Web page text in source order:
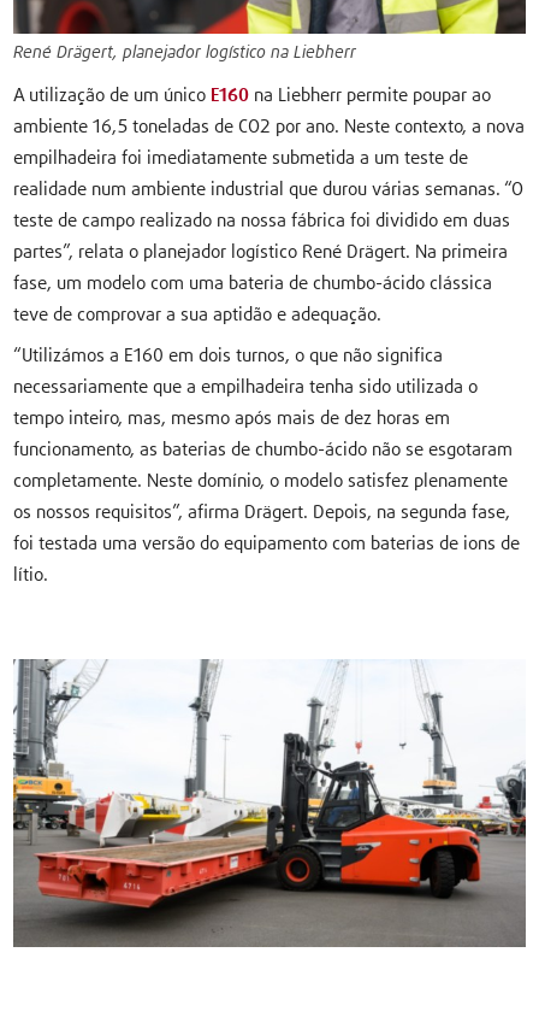
René Drägert, planejador logístico na Liebherr
A utilização de um único E160 na Liebherr permite poupar ao
ambiente 16,5 toneladas de CO2 por ano. Neste contexto, a nova
empilhadeira foi imediatamente submetida a um teste de
realidade num ambiente industrial que durou várias semanas. “O
teste de campo realizado na nossa fábrica foi dividido em duas
partes”, relata o planejador logístico René Drägert. Na primeira
fase, um modelo com uma bateria de chumbo-ácido clássica
teve de comprovar a sua aptidão e adequação.
“Utilizámos a E160 em dois turnos, o que não significa
necessariamente que a empilhadeira tenha sido utilizada o
tempo inteiro, mas, mesmo após mais de dez horas em
funcionamento, as baterias de chumbo-ácido não se esgotaram
completamente. Neste domínio, o modelo satisfez plenamente
os nossos requisitos”, afirma Drägert. Depois, na segunda fase,
foi testada uma versão do equipamento com baterias de ions de
lítio.